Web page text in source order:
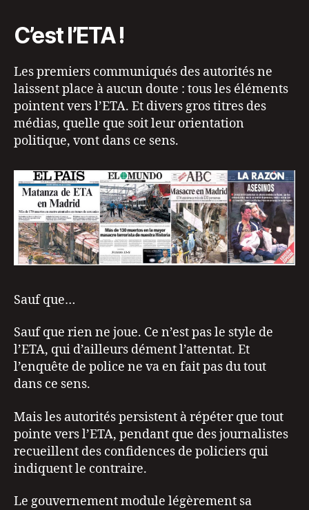
C’est l’ETA !
Les premiers communiqués des autorités ne
laissent place à aucun doute : tous les éléments
pointent vers l’ETA. Et divers gros titres des
médias, quelle que soit leur orientation
politique, vont dans ce sens.
Sauf que…
Sauf que rien ne joue. Ce n’est pas le style de
l’ETA, qui d’ailleurs dément l’attentat. Et
l’enquête de police ne va en fait pas du tout
dans ce sens.
Mais les autorités persistent à répéter que tout
pointe vers l’ETA, pendant que des journalistes
recueillent des confidences de policiers qui
indiquent le contraire.
Le gouvernement module légèrement sa